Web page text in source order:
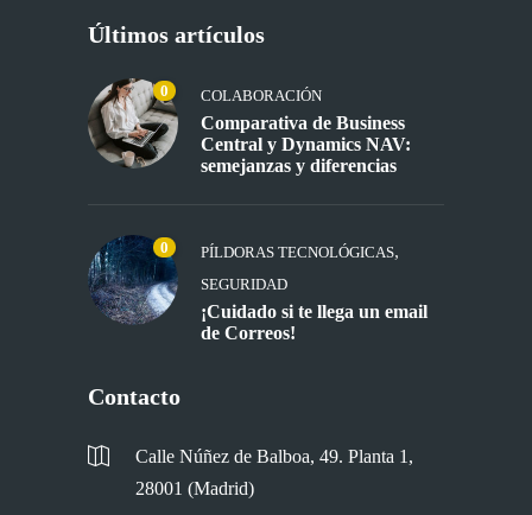
Últimos artículos
0 COLABORACIÓN
Comparativa de Business
Central y Dynamics NAV:
semejanzas y diferencias
0 PÍLDORAS TECNOLÓGICAS,
SEGURIDAD
¡Cuidado si te llega un email
de Correos!
Contacto
Calle Núñez de Balboa, 49. Planta 1,
28001 (Madrid)